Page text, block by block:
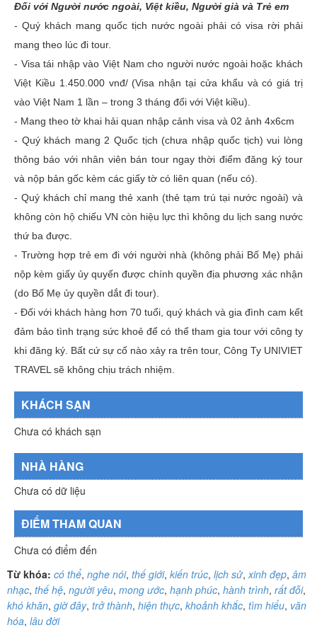
Đối với Người nước ngoài, Việt kiều, Người già và Trẻ em
- Quý khách mang quốc tịch nước ngoài phải có visa rời phải
mang theo lúc đi tour.
- Visa tái nhập vào Việt Nam cho người nước ngoài hoặc khách
Việt Kiều 1.450.000 vnđ/ (Visa nhận tại cửa khẩu và có giá trị
vào Việt Nam 1 lần – trong 3 tháng đối với Việt kiều).
- Mang theo tờ khai hải quan nhập cảnh visa và 02 ảnh 4x6cm
- Quý khách mang 2 Quốc tịch (chưa nhập quốc tịch) vui lòng
thông báo với nhân viên bán tour ngay thời điểm đăng ký tour
và nộp bản gốc kèm các giấy tờ có liên quan (nếu có).
- Quý khách chỉ mang thẻ xanh (thẻ tạm trú tại nước ngoài) và
không còn hộ chiếu VN còn hiệu lực thì không du lịch sang nước
thứ ba được.
- Trường hợp trẻ em đi với người nhà (không phải Bố Mẹ) phải
nộp kèm giấy ủy quyến được chính quyền địa phương xác nhận
(do Bố Mẹ ủy quyền dắt đi tour).
- Đối với khách hàng hơn 70 tuổi, quý khách và gia đình cam kết
đảm bảo tình trạng sức khoẻ để có thể tham gia tour với công ty
khi đăng ký. Bất cứ sự cố nào xảy ra trên tour, Công Ty UNIVIET
TRAVEL sẽ không chịu trách nhiệm.
KHÁCH SẠN
Chưa có khách sạn
NHÀ HÀNG
Chưa có dữ liệu
ĐIỂM THAM QUAN
Chưa có điểm đến
Từ khóa: có thể, nghe nói, thế giới, kiến trúc, lịch sử,xinh đẹp, âm
nhạc, thế hệ, người yêu, mong ước, hạnh phúc, hành trình, rất đỗi,
khó khăn, giờ đây, trở thành, hiện thực, khoảnh khắc, tìm hiểu, văn
hóa, lâu đời